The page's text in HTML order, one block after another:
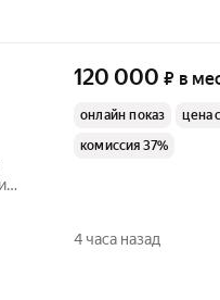
120 000 ₽ в
онлайн показ
цена
комиссия 37%
4 часа назад